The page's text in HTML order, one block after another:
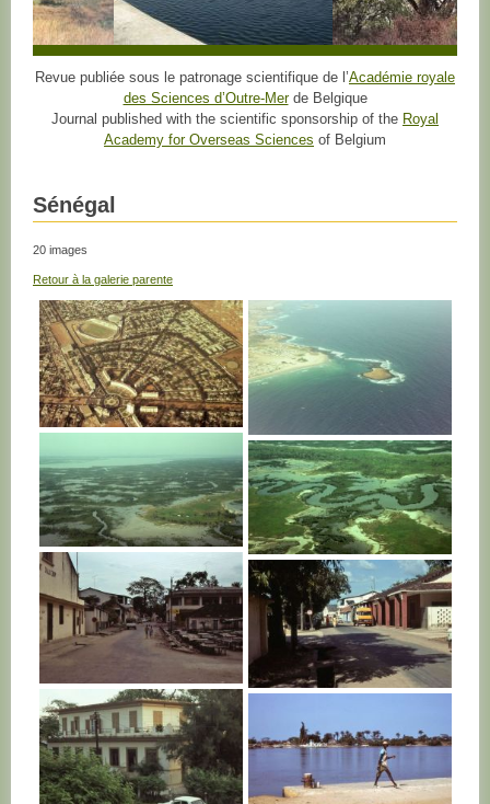
Revue publiée sous le patronage scientifique de l’Académie royale
des Sciences d’Outre-Merde Belgique
Journal published with the scientific sponsorship of the Royal
Academy for Overseas Sciences of Belgium
Sénégal
20 images
Retour à la galerie parente
SENEGAL
SENEGAL SENEGAL
SENEGAL